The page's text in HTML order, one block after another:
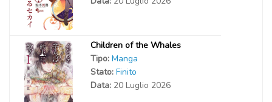
Children of the Whales
Tipo: Manga
Stato: Finito
Data: 20 Luglio 2026